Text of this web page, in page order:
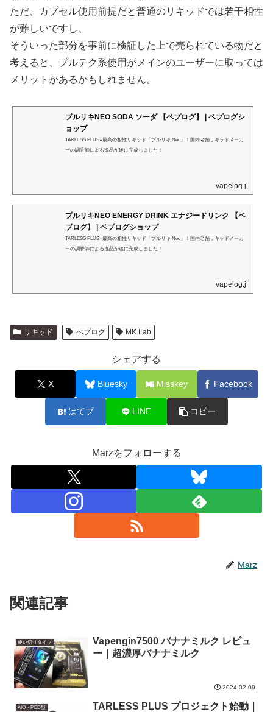
ただ、カプセル使用前提だと普通のリキッドでは若干相性
が難しいですし、
そういった部分を事前に検証した上で売られている物だと
考えると、プルテク系使用がメインのユーザーに取っては
メリットがあるかもしれません。
プルリキNEO SODA ソーダ 【ベプログ】 | ベプログシ
ョップ
TARLESS PLUS×最高の相性リキッド「プルリキ Neo」！国内老舗リキッドメーカ
ーの調香師による逸品が遂に完成しました！
vapelog.jp
プルリキNEO ENERGY DRINK エナジードリンク 【ベ
プログ】 | ベプログショップ
TARLESS PLUS×最高の相性リキッド「プルリキ Neo」！国内老舗リキッドメーカ
ーの調香師による逸品が遂に完成しました！
vapelog.jp
リキッド べプログ MK Lab
シェアする
X Bluesky Misskey Facebook
はてブ LINE コピー
Marzをフォローする
Marz
関連記事
使い切りタイプ
Vapengin7500 バナナミルク レビュ
ー｜超濃厚バナナミルク
2024.02.09
AIO・POD型
TARLESS PLUS プロジェクト始動｜